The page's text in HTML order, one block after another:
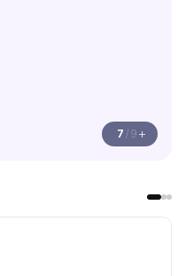
7 / 9 +